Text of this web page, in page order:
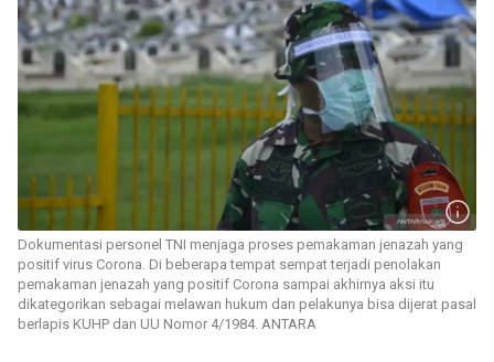
Dokumentasi personel TNI menjaga proses pemakaman jenazah yang
positif virus Corona. Di beberapa tempat sempat terjadi penolakan
pemakaman jenazah yang positif Corona sampai akhirnya aksi itu
dikategorikan sebagai melawan hukum dan pelakunya bisa dijerat pasal
berlapis KUHP dan UU Nomor 4/1984. ANTARA